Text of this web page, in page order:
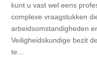
kunt u vast wel eens
complexe vraagstukken
arbeidsomstandigheden
Veiligheidskundige bezit
te…